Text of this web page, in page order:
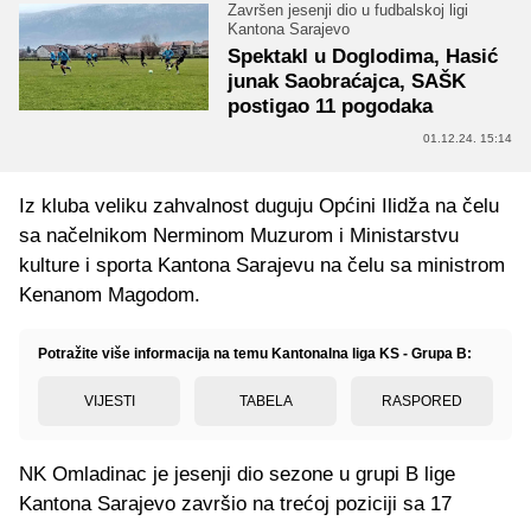
Završen jesenji dio u fudbalskoj ligi
Kantona Sarajevo
Spektakl u Doglodima, Hasić
junak Saobraćajca, SAŠK
postigao 11 pogodaka
01.12.24. 15:14
Iz kluba veliku zahvalnost duguju Općini Ilidža na čelu
sa načelnikom Nerminom Muzurom i Ministarstvu
kulture i sporta Kantona Sarajevu na čelu sa ministrom
Kenanom Magodom.
Potražite više informacija na temu Kantonalna liga KS - Grupa B:
VIJESTI TABELA RASPORED
NK Omladinac je jesenji dio sezone u grupi B lige
Kantona Sarajevo završio na trećoj poziciji sa 17